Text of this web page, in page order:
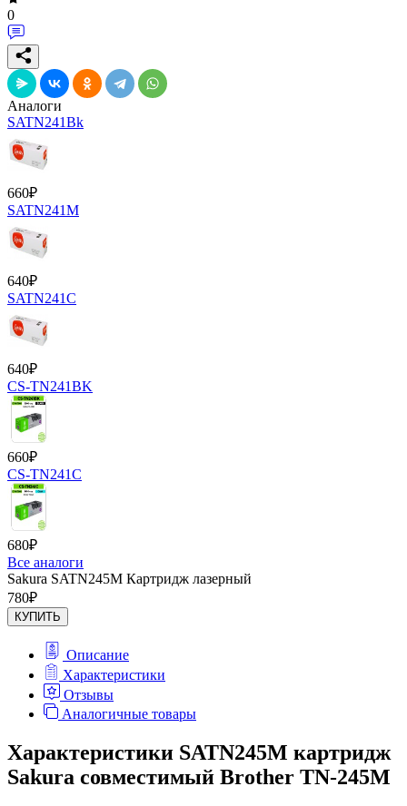
0
Аналоги
SATN241Bk
660₽
SATN241M
640₽
SATN241C
640₽
CS-TN241BK
660₽
CS-TN241C
680₽
Все аналоги
Sakura SATN245M Картридж лазерный
780₽
КУПИТЬ
Описание
Характеристики
Отзывы
Аналогичные товары
Характеристики SATN245M картридж
Sakura совместимый Brother TN-245M